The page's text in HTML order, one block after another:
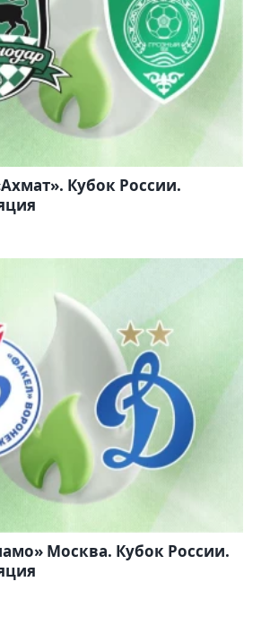
Кубок России.
Москва. Кубок России.